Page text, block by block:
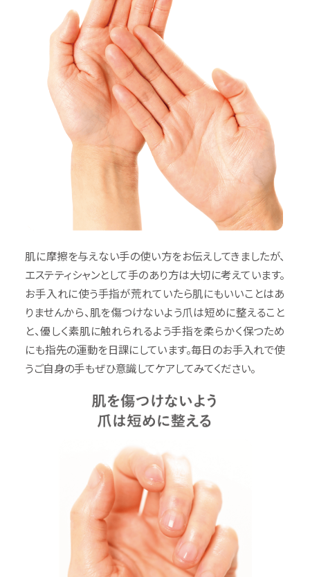
肌に摩擦を与えない手の使い方をお伝えしてきましたが、
エステティシャンとして手のあり方は大切に考えています。
お手入れに使う手指が荒れていたら肌にもいいことはあ
りませんから、肌を傷つけないよう爪は短めに整えること
と、優しく素肌に触れられるよう手指を柔らかく保つため
にも指先の運動を日課にしています。毎日のお手入れで使
うご自身の手もぜひ意識してケアしてみてください。